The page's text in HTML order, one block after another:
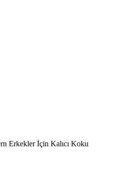
Erkekler İçin Kalıcı Koku